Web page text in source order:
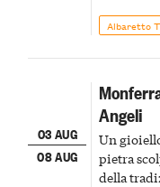
Albaretto
03 AUG
08 AUG
Angeli
Un
pietra
della